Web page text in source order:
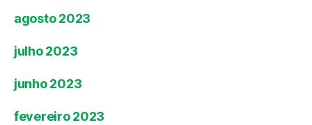
agosto 2023
julho 2023
junho 2023
fevereiro 2023